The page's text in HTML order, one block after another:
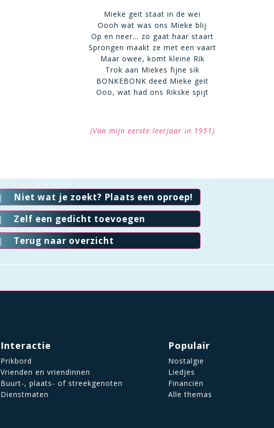
Mieke geit staat in de wei
Oooh wat was ons Mieke blij
Op en neer… zo gaat haar staart
Sprongen maakt ze met een vaart
Maar owee, komt kleine Rik
Trok aan Miekes fijne sik
BONKEBONK deed Mieke geit
Ooo, wat had ons Rikske spijt
(Van mijn eerste leerjaar in 1951)
Niet wat je zoekt? Plaats een oproep!
Zelf een gedicht toevoegen
Terug naar overzicht
Interactie
Prikbord
Vrienden en vriendinnen
Buurt-, plaats- of streekgenoten
Dienstmaten
Populair
Nostalgie
Liedjes
Financiën
Alle themas